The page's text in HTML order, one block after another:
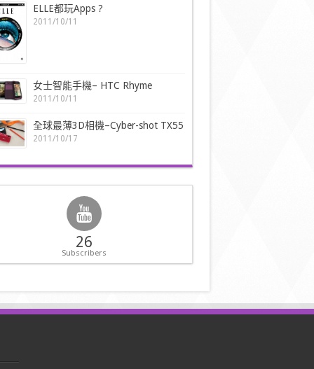
ELLE都玩Apps ?
2011/10/11
女士智能手機– HTC Rhyme
2011/10/11
全球最薄3D相機–Cyber-shot TX55
2011/10/17
26
Subscribers